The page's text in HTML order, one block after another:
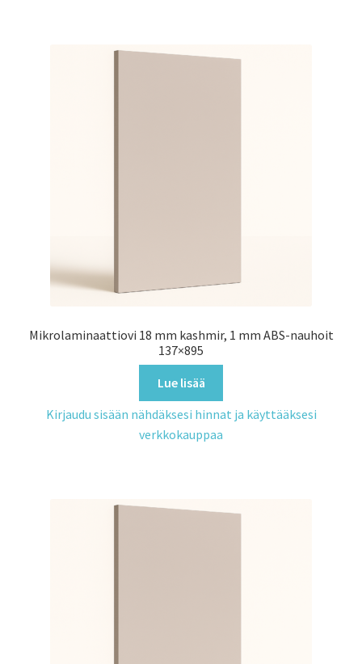
Mikrolaminaattiovi 18 mm kashmir, 1 mm ABS-nauhoit
137×895
Lue lisää
Kirjaudu sisään nähdäksesi hinnat ja käyttääksesi
verkkokauppaa